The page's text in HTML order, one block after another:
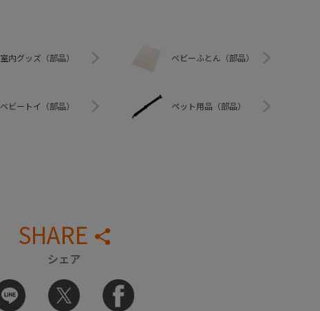
室内グッズ（部品） ベビーふとん（部品）
ベビートイ（部品） ペット用品（部品）
SHARE
シェア